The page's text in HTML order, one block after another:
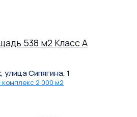
538 м2 Класс A
улица Сипягина, 1